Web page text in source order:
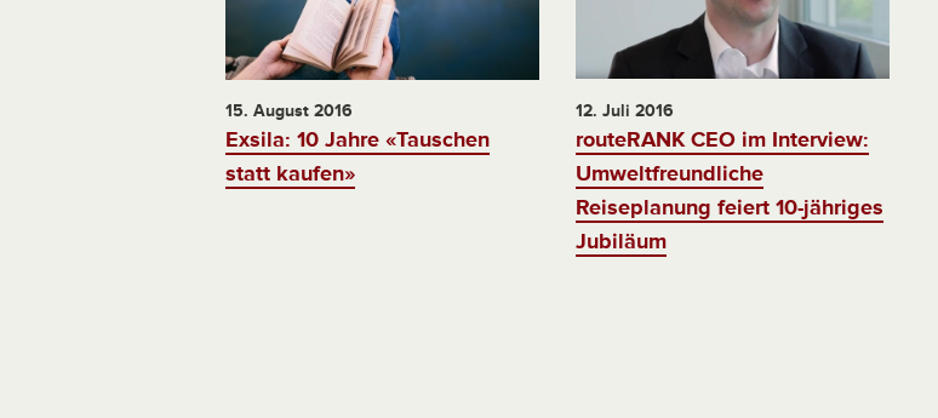
15. August 2016
Exsila: 10 Jahre «Tauschen
statt kaufen»
12. Juli 2016
routeRANK CEO im Interview:
Umweltfreundliche
Reiseplanung feiert 10-jähriges
Jubiläum